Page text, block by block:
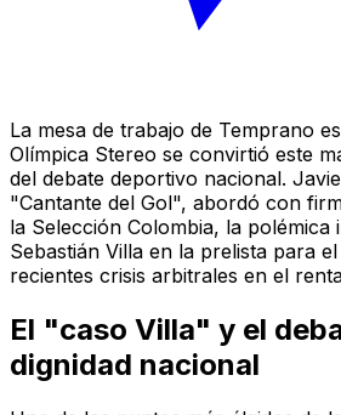
La mesa de trabajo de Temprano
Olímpica Stereo se convirtió este
del debate deportivo nacional.
"Cantante del Gol", abordó con
la Selección Colombia, la polémica
Sebastián Villa en la prelista para
recientes crisis arbitrales en el
El "caso Villa" y el
dignidad nacional